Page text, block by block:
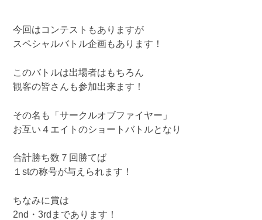
今回はコンテストもありますが
スペシャルバトル企画もあります！
このバトルは出場者はもちろん
観客の皆さんも参加出来ます！
その名も「サークルオブファイヤー」
お互い４エイトのショートバトルとなり
合計勝ち数７回勝てば
１stの称号が与えられます！
ちなみに賞は
2nd・3rdまであります！